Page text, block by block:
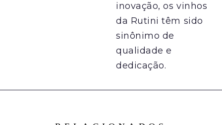
inovação, os vinhos
da Rutini têm sido
sinônimo de
qualidade e
dedicação.